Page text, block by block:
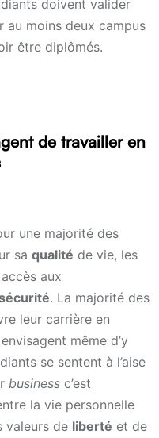
doivent valider
au moins deux campus
être diplômés.
de travailler en
une majorité des
sa qualité de vie, les
aux
. La majorité des
leur carrière en
même d’y
se sentent à l’aise
business c’est
la vie personnelle
valeurs de liberté et de